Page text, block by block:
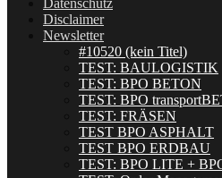
Datenschutz
Disclaimer
Newsletter
#10520 (kein Titel)
TEST: BAULOGISTIK
TEST: BPO BETON
TEST: BPO
TEST: FRÄSEN
TEST BPO ASPHALT
TEST BPO ERDBAU
TEST: BPO LITE +